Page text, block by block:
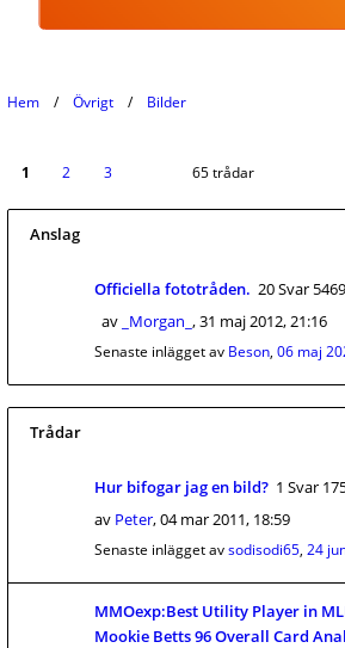
Hem Övrigt Bilder
1 2 3 65 trådar
Anslag
Officiella fototråden. 20 Svar
av _Morgan_ ,31 maj 2012, 21:16
Senaste inlägget av Beson, 06 maj
Trådar
Hur bifogar jag en bild? 1 Svar
av Peter,04 mar 2011, 18:59
Senaste inlägget avsodisodi65, 24
MMOexp:Best Utility Player in
Mookie Betts 96 Overall Card